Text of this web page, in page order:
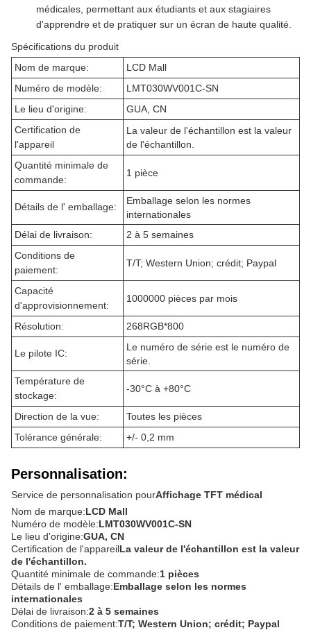
médicales, permettant aux étudiants et aux stagiaires
d'apprendre et de pratiquer sur un écran de haute qualité.
Spécifications du produit
Nom de marque:
LCD Mall
Numéro de modèle:
LMT030WV001C-SN
Le lieu d'origine:
GUA, CN
Certification de
l'appareil
La valeur de l'échantillon est la valeur
de l'échantillon.
Quantité minimale de
commande:
1 pièce
Détails de l' emballage:
Emballage selon les normes
internationales
Délai de livraison:
2 à 5 semaines
Conditions de
paiement:
T/T; Western Union; crédit; Paypal
Capacité
d'approvisionnement:
1000000 pièces par mois
Résolution: 268RGB*800
Le pilote IC:
Le numéro de série est le numéro de
série.
Température de
stockage:
-30°C à +80°C
Direction de la vue:
Toutes les pièces
Tolérance générale:
+/- 0,2 mm
Personnalisation:
Service de personnalisation pourAffichage TFT médical
Nom de marque:LCD Mall
Numéro de modèle:LMT030WV001C-SN
Le lieu d'origine:GUA, CN
Certification de l'appareilLa valeur de l'échantillon est la valeur
de l'échantillon.
Quantité minimale de commande:1 pièces
Détails de l' emballage:Emballage selon les normes
internationales
Délai de livraison:2 à 5 semaines
Conditions de paiement:T/T; Western Union; crédit; Paypal